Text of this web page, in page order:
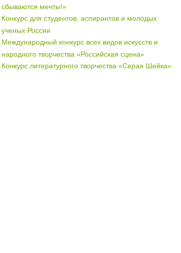
сбываются мечты!»
Конкурс для студентов, аспирантов и молодых
ученых России
Международный конкурс всех видов искусств и
народного творчества «Российская сцена»
Конкурс литературного творчества «Серая Шейка»